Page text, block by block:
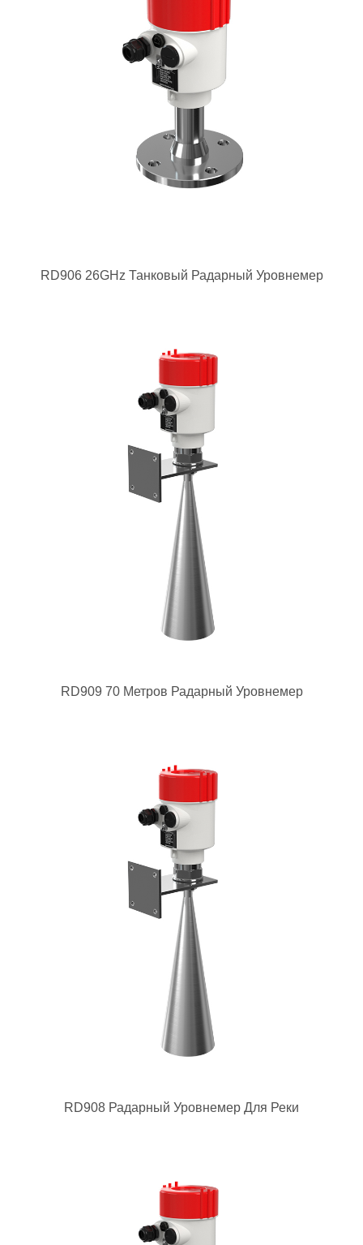
RD906 26GHz Танковый Радарный Уровнемер
RD909 70 Метров Радарный Уровнемер
RD908 Радарный Уровнемер Для Реки